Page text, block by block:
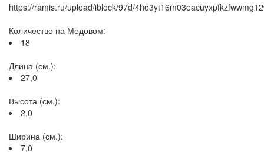
https://ramis.ru/upload/iblock/97d/
Количество на Медовом:
18
Длина (см.):
27,0
Высота (см.):
2,0
Ширина (см.):
7,0